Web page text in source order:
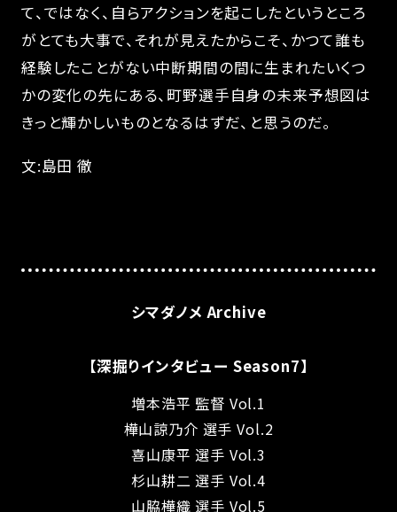
て、ではなく、自らアクションを起こしたというところ
がとても大事で、それが見えたからこそ、かつて誰も
経験したことがない中断期間の間に生まれたいくつ
かの変化の先にある、町野選手自身の未来予想図は
きっと輝かしいものとなるはずだ、と思うのだ。
文:島田 徹
シマダノメ Archive
【深掘りインタビュー Season7】
増本浩平 監督 Vol.1
樺山諒乃介 選手 Vol.2
喜山康平 選手 Vol.3
杉山耕二 選手 Vol.4
山脇樺織 選手 Vol.5